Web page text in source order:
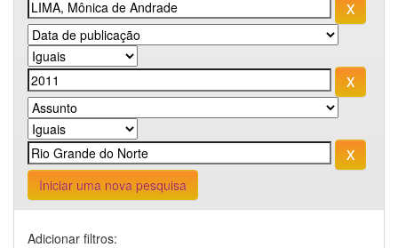
Iniciar uma nova pesquisa
Adicionar filtros: